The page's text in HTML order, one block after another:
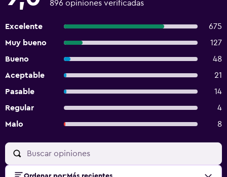
896 opiniones verificadas
Excelente
675
Muy bueno
127
Bueno
48
Aceptable
21
Pasable
14
Regular
4
Malo
8